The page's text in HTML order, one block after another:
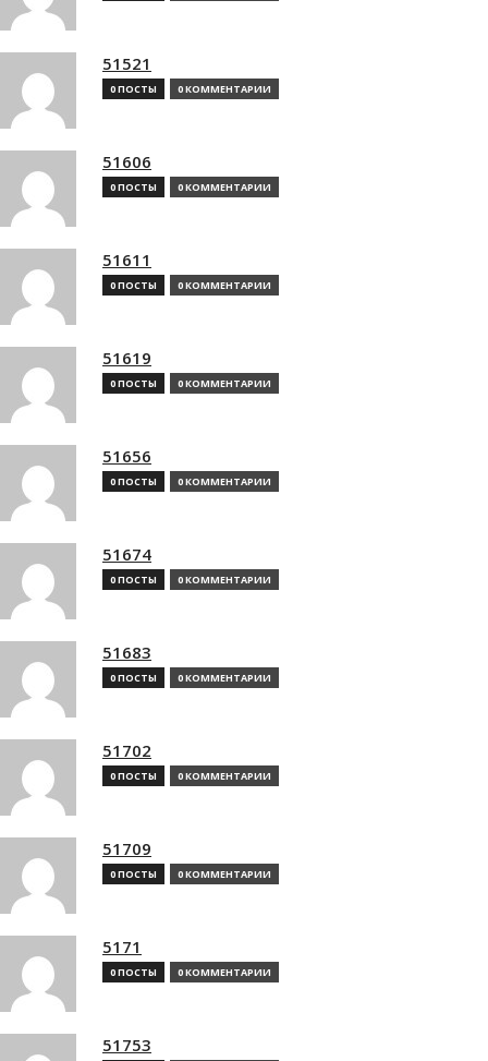
51521
0 ПОСТЫ 0 КОММЕНТАРИИ
51606
0 ПОСТЫ 0 КОММЕНТАРИИ
51611
0 ПОСТЫ 0 КОММЕНТАРИИ
51619
0 ПОСТЫ 0 КОММЕНТАРИИ
51656
0 ПОСТЫ 0 КОММЕНТАРИИ
51674
0 ПОСТЫ 0 КОММЕНТАРИИ
51683
0 ПОСТЫ 0 КОММЕНТАРИИ
51702
0 ПОСТЫ 0 КОММЕНТАРИИ
51709
0 ПОСТЫ 0 КОММЕНТАРИИ
5171
0 ПОСТЫ 0 КОММЕНТАРИИ
51753